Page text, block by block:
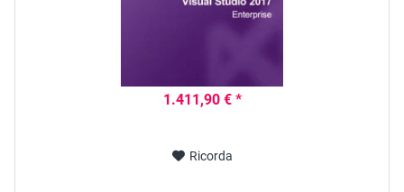
1.411,90 € *
Ricorda